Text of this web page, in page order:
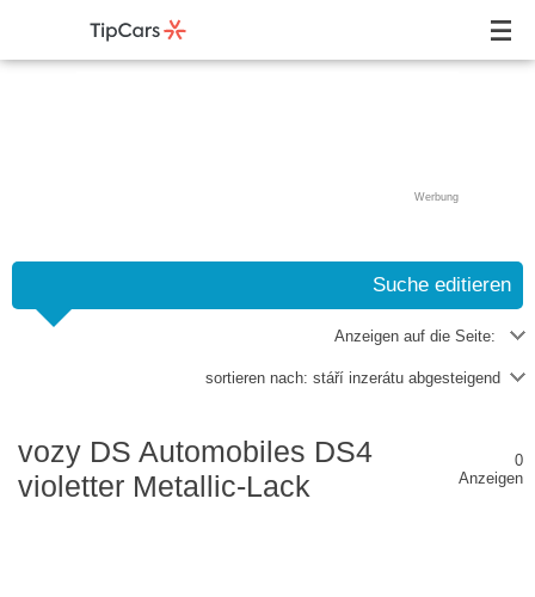
Werbung
Suche editieren
Anzeigen auf die Seite:
sortieren nach: stáří inzerátu abgesteigend
vozy DS Automobiles DS4
violetter Metallic-Lack
0
Anzeigen